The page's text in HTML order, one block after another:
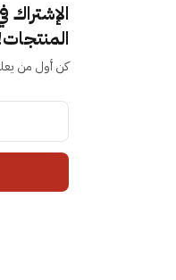
كن أول من